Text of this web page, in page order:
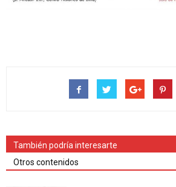
También podría interesarte
Otros contenidos